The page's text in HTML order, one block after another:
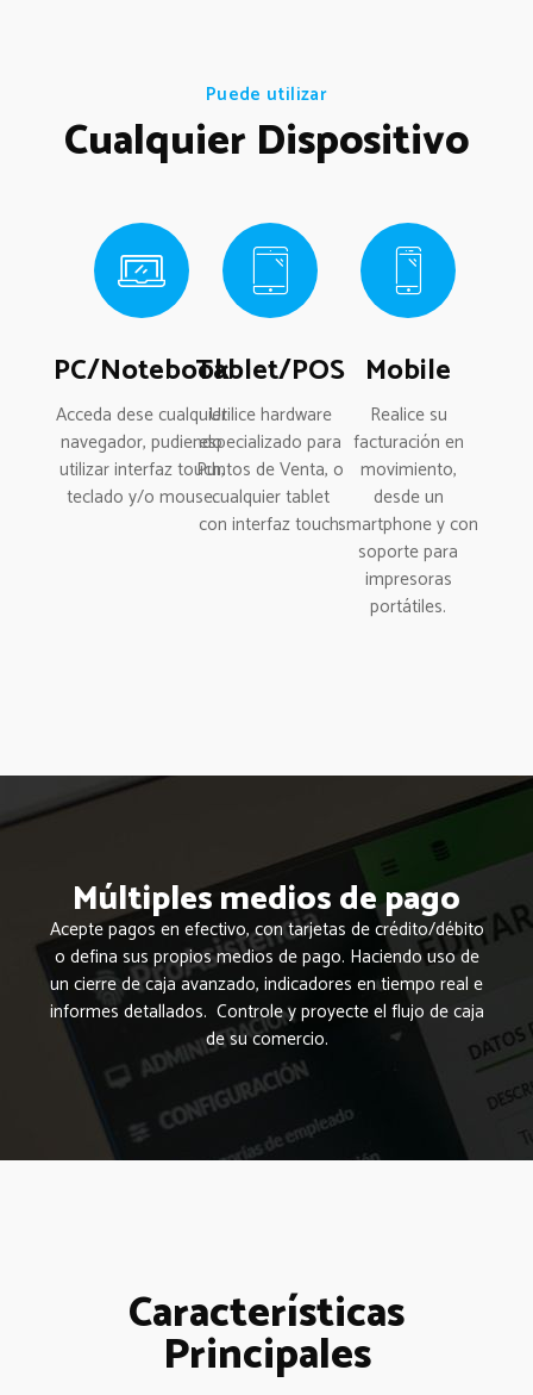
Puede utilizar
Cualquier Dispositivo
PC/Notebook
Acceda dese cualquier
navegador, pudiendo
utilizar interfaz touch,
teclado y/o mouse.
Tablet/POS
Utilice hardware
especializado para
Puntos de Venta, o
cualquier tablet
con interfaz touch.
Mobile
Realice su
facturación en
movimiento,
desde un
smartphone y con
soporte para
impresoras
portátiles.
Múltiples medios de pago
Acepte pagos en efectivo, con tarjetas de crédito/débito
o defina sus propios medios de pago. Haciendo uso de
un cierre de caja avanzado, indicadores en tiempo real e
informes detallados. Controle y proyecte el flujo de caja
de su comercio.
Características
Principales